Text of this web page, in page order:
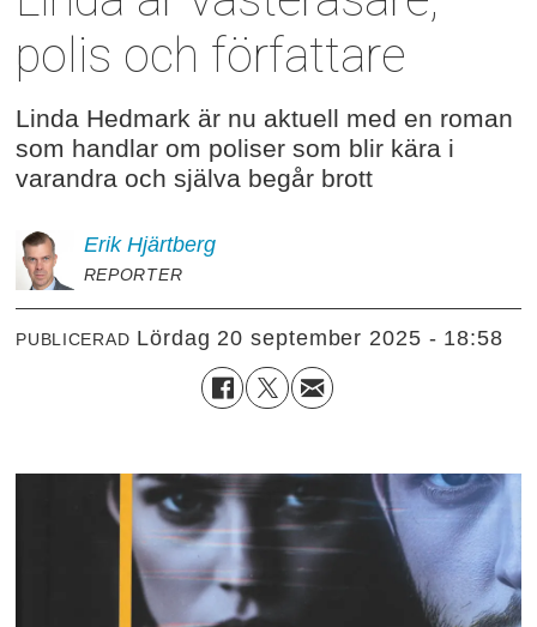
polis och författare
Linda Hedmark är nu aktuell med en roman
som handlar om poliser som blir kära i
varandra och själva begår brott
Erik Hjärtberg
REPORTER
PUBLICERAD lördag 20 september 2025 - 18:58